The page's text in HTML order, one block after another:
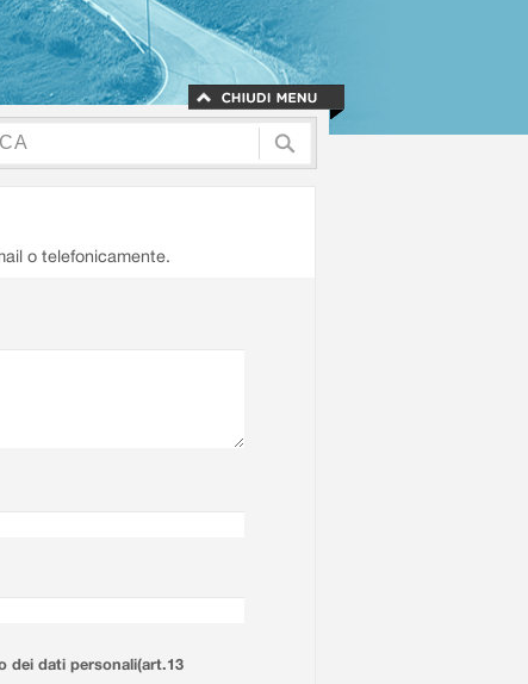
o telefonicamente.
dei dati personali(art.13